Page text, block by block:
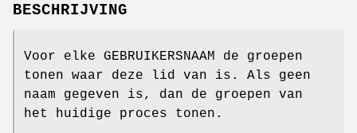
BESCHRIJVING
Voor elke GEBRUIKERSNAAM de groepen
tonen waar deze lid van is. Als geen
naam gegeven is, dan de groepen van
het huidige proces tonen.